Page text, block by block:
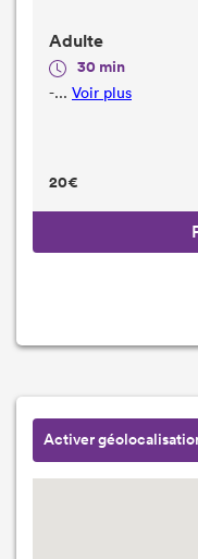
Adulte
30 min
-... Voir plus
20€
Activer